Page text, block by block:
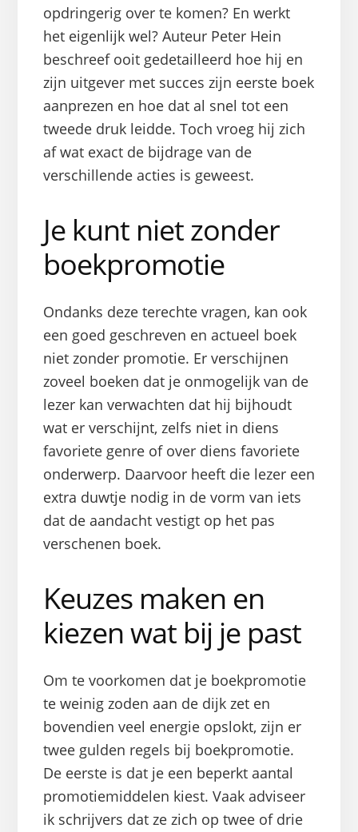
opdringerig over te komen? En werkt
het eigenlijk wel? Auteur Peter Hein
beschreef ooit gedetailleerd hoe hij en
zijn uitgever met succes zijn eerste boek
aanprezen en hoe dat al snel tot een
tweede druk leidde. Toch vroeg hij zich
af wat exact de bijdrage van de
verschillende acties is geweest.
Je kunt niet zonder
boekpromotie
Ondanks deze terechte vragen, kan ook
een goed geschreven en actueel boek
niet zonder promotie. Er verschijnen
zoveel boeken dat je onmogelijk van de
lezer kan verwachten dat hij bijhoudt
wat er verschijnt, zelfs niet in diens
favoriete genre of over diens favoriete
onderwerp. Daarvoor heeft die lezer een
extra duwtje nodig in de vorm van iets
dat de aandacht vestigt op het pas
verschenen boek.
Keuzes maken en
kiezen wat bij je past
Om te voorkomen dat je boekpromotie
te weinig zoden aan de dijk zet en
bovendien veel energie opslokt, zijn er
twee gulden regels bij boekpromotie.
De eerste is dat je een beperkt aantal
promotiemiddelen kiest. Vaak adviseer
ik schrijvers dat ze zich op twee of drie